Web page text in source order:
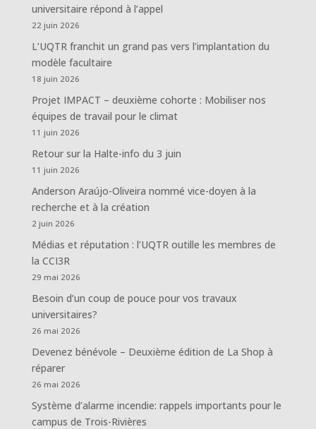
universitaire répond à l’appel
22 juin 2026
L’UQTR franchit un grand pas vers l’implantation du
modèle facultaire
18 juin 2026
Projet IMPACT – deuxième cohorte : Mobiliser nos
équipes de travail pour le climat
11 juin 2026
Retour sur la Halte-info du 3 juin
11 juin 2026
Anderson Araújo-Oliveira nommé vice-doyen à la
recherche et à la création
2 juin 2026
Médias et réputation : l’UQTR outille les membres de
la CCI3R
29 mai 2026
Besoin d’un coup de pouce pour vos travaux
universitaires?
26 mai 2026
Devenez bénévole – Deuxième édition de La Shop à
réparer
26 mai 2026
Système d’alarme incendie: rappels importants pour le
campus de Trois-Rivières